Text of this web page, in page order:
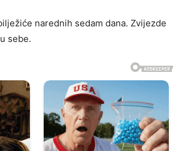
narednih sedam dana. Zvijezde
sebe.